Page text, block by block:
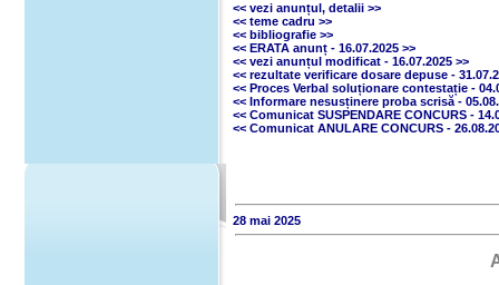
<< vezi anunțul, detalii >>
<< teme cadru >>
<< bibliografie >>
<< ERATA anunț - 16.07.2025 >>
<< vezi anunțul modificat - 16.07.2025 >>
<< rezultate verificare dosare depuse -
<< Proces Verbal soluționare contestație -
<< Informare nesusținere proba scrisă -
<< Comunicat SUSPENDARE CONCURS -
<< Comunicat ANULARE CONCURS -
28 mai 2025